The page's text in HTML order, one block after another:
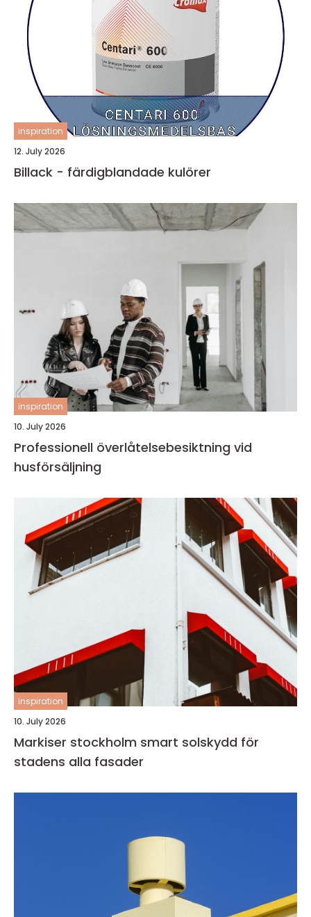
inspiration
12. July 2026
Billack - färdigblandade kulörer
inspiration
10. July 2026
Professionell överlåtelsebesiktning vid
husförsäljning
inspiration
10. July 2026
Markiser stockholm smart solskydd för
stadens alla fasader